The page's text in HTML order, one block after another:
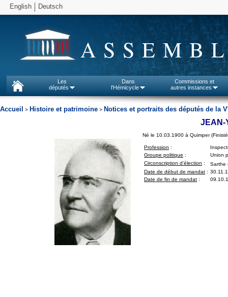
English Deutsch
Les
députés
Dans
l'Hémicycle
Commissions et
autres instances
Accueil > Histoire et patrimoine > Notices et portraits des députés de la V
JEAN-
Né le 10.03.1900 à Quimper
Profession :
Groupe politique :
Union
Circonscription d'élection :
Sarthe
Date de début de mandat :
Date de fin de mandat :